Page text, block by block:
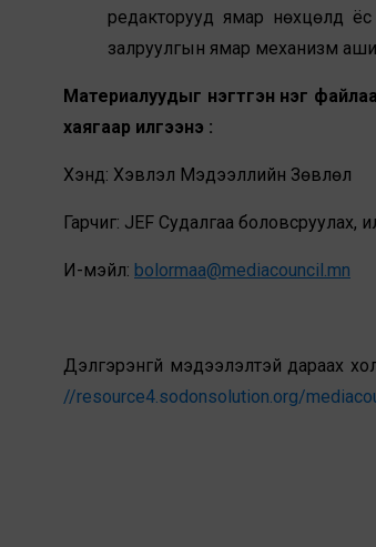
редакторууд ямар нөхцөлд ёс
залруулгын ямар механизм
Материалуудыг нэгтгэн нэг
хаягаар илгээнэ үү:
Хэнд: Хэвлэл Мэдээллийн Зөвлөл
Гарчиг: JEF Cудалгаа боловсруулах,
И-мэйл: bolormaa@mediacouncil.mn
Дэлгэрэнгүй
//resource4.sodonsolution.org/